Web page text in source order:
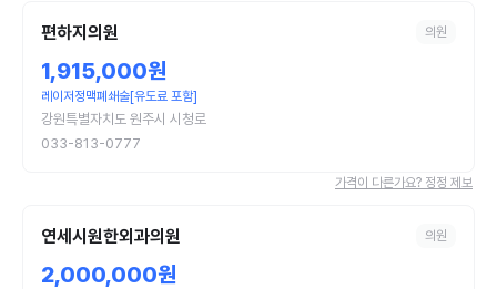
편하지의원 의원
1,915,000원
레이저정맥폐쇄술[유도료 포함]
강원특별자치도 원주시 시청로
033-813-0777
가격이 다른가요? 정정 제보
연세시원한외과의원 의원
2,000,000원